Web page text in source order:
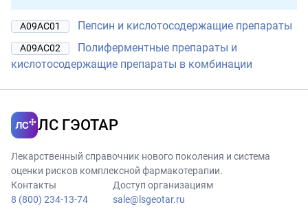
A09AC01 Пепсин и кислотосодержащие препараты
A09AC02
Полиферментные препараты и
кислотосодержащие препараты в комбинации
ЛС ГЭОТАР
Лекарственный справочник нового поколения и система
оценки рисков комплексной фармакотерапии.
Контакты
8 (800) 234-13-74
Доступ организациям
sale@lsgeotar.ru